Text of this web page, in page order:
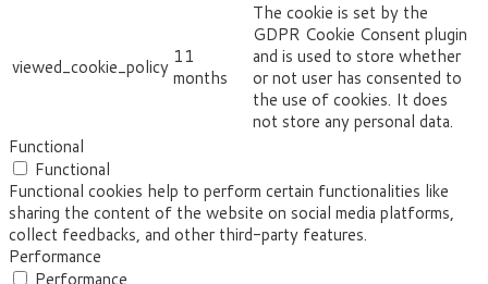
viewed_cookie_policy 11
months
The cookie is set by the
GDPR Cookie Consent plugin
and is used to store whether
or not user has consented to
the use of cookies. It does
not store any personal data.
Functional
Functional
Functional cookies help to perform certain functionalities like
sharing the content of the website on social media platforms,
collect feedbacks, and other third-party features.
Performance
Performance